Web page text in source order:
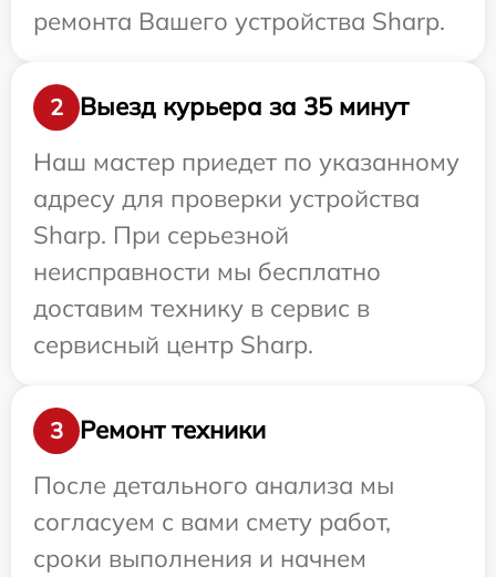
ремонта Вашего устройства Sharp.
2
Выезд курьера за 35 минут
Наш мастер приедет по указанному
адресу для проверки устройства
Sharp. При серьезной
неисправности мы бесплатно
доставим технику в сервис в
сервисный центр Sharp.
3
Ремонт техники
После детального анализа мы
согласуем с вами смету работ,
сроки выполнения и начнем